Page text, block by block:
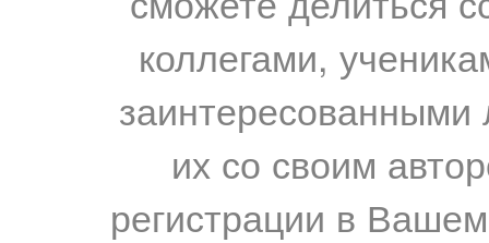
коллегами,
их со своим
регистрации в